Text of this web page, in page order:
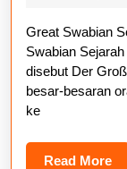
Great Swabian
Swabian
disebut Der
besar-besaran
ke
Read More